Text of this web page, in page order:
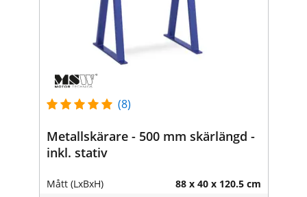
(8)
Metallskärare - 500 mm skärlängd -
inkl. stativ
Mått (LxBxH) 88 x 40 x 120.5 cm